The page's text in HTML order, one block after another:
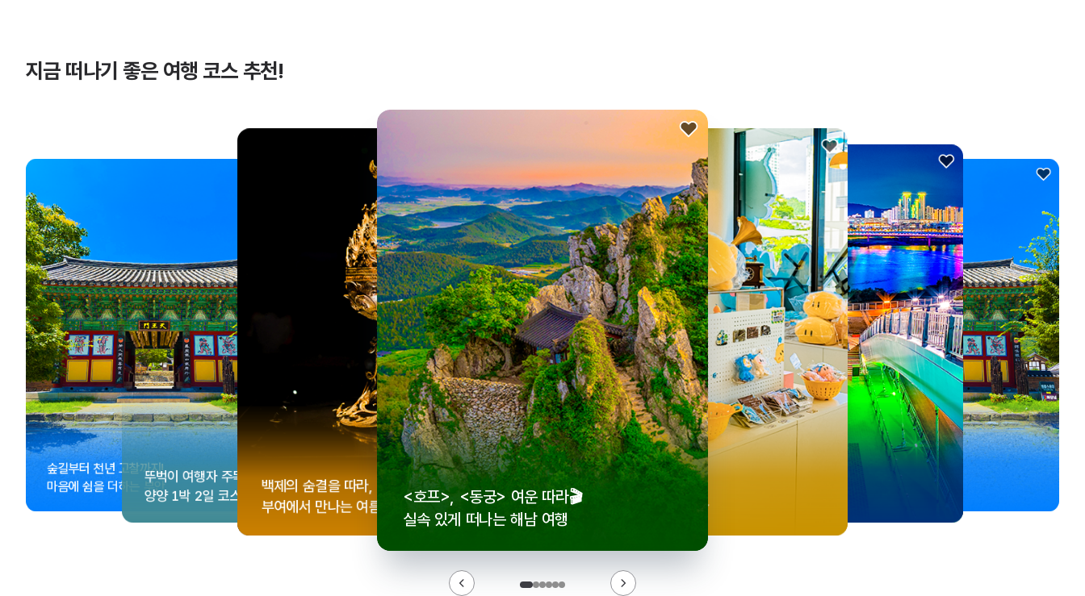
마
디
지금 떠나기 좋은 여행 코스 추천!
<동궁> 여운 따라🎬
떠나는 해남 여행
수집!
기념품숍 3곳⭐
더 재미있어지는숲길부터 천년 고찰까지!
마음에 쉼을 더하는 부안
뚜벅이 여행자 주목🚶
양양 1박 2일 코스
백제의 숨결을 따라,
부여에서 만나는 여름
<호프>, <동궁> 여운 따라🎬
실속 있게 떠나는 해남 여행
로컬 감성 수집!
전국 로컬 기념품숍 3곳⭐
우리말이 더 재미있어지는숲길부터 천년 고찰까지!뚜벅이 여행자 주목🚶
양양 1박 2일 코스
백제의 숨결을 따라,
부여에서 만나는 여름
<호프>, <동궁> 여운 따라🎬
실속 있게 떠나는 해남 여행
로컬 감성 수집!
전국 로컬 기념품숍 3곳⭐
우리말이 더 재미있어지는
세종 한글 여행
숲길부터 천년 고찰까지!
마음에 쉼을 더하는 부안
뚜벅이 여행자 주목🚶
양양 1박 2일 코스
백제의 숨결을 따라,
부여에서 만나는 여름